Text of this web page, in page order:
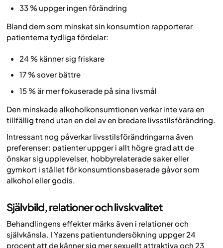
33 % uppger ingen förändring
Bland dem som minskat sin konsumtion rapporterar
patienterna tydliga fördelar:
24 % känner sig friskare
17 % sover bättre
15 % är mer fokuserade på sina livsmål
Den minskade alkoholkonsumtionen verkar inte vara en
tillfällig trend utan en del av en bredare livsstilsförändring.
Intressant nog påverkar livsstilsförändringarna även
preferenser: patienter uppger i allt högre grad att de
önskar sig upplevelser, hobbyrelaterade saker eller
gymkort i stället för konsumtionsbaserade gåvor som
alkohol eller godis.
Självbild, relationer och livskvalitet
Behandlingens effekter märks även i relationer och
självkänsla. I Yazens patientundersökning uppger 24
procent att de känner sig mer sexuellt attraktiva och 23